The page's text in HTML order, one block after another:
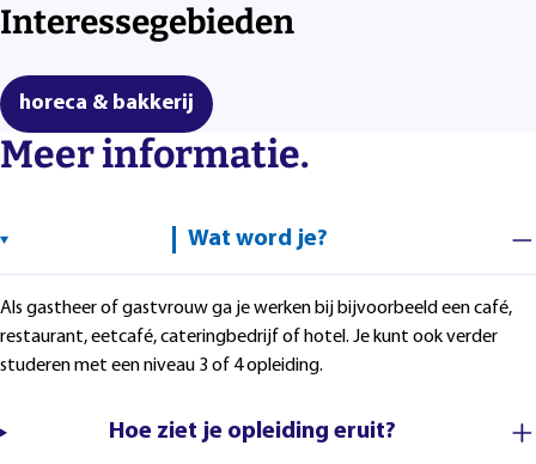
Interessegebieden
horeca & bakkerij
Meer informatie.
Wat word je?
Als gastheer of gastvrouw ga je werken bij bijvoorbeeld een café,
restaurant, eetcafé, cateringbedrijf of hotel. Je kunt ook verder
studeren met een niveau 3 of 4 opleiding.
Hoe ziet je opleiding eruit?